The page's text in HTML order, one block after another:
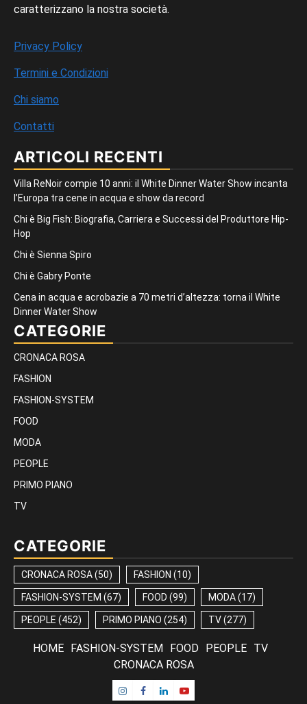
caratterizzano la nostra società.
Privacy Policy
Termini e Condizioni
Chi siamo
Contatti
ARTICOLI RECENTI
Villa ReNoir compie 10 anni: il White Dinner Water Show incanta
l’Europa tra cene in acqua e show da record
Chi è Big Fish: Biografia, Carriera e Successi del Produttore Hip-
Hop
Chi è Sienna Spiro
Chi è Gabry Ponte
Cena in acqua e acrobazie a 70 metri d’altezza: torna il White
Dinner Water Show
CATEGORIE
CRONACA ROSA
FASHION
FASHION-SYSTEM
FOOD
MODA
PEOPLE
PRIMO PIANO
TV
CATEGORIE
CRONACA ROSA(50) FASHION (10)
FASHION-SYSTEM (67) FOOD (99) MODA(17)
PEOPLE (452) PRIMO PIANO (254) TV(277)
HOME FASHION-SYSTEM FOOD PEOPLE
TV
CRONACA ROSA
Instagram
Facebook
LinkedinYoutube